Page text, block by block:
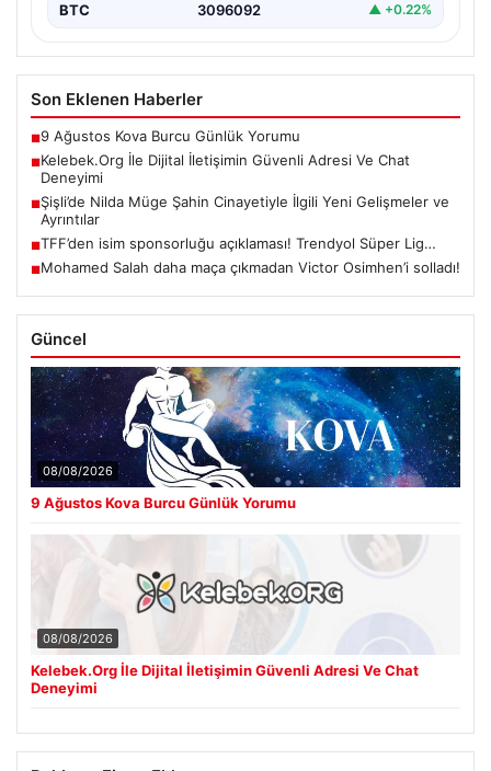
BTC 3096092 ▲ +0.22%
Son Eklenen Haberler
■9 Ağustos Kova Burcu Günlük Yorumu
■Kelebek.Org İle Dijital İletişimin Güvenli Adresi Ve Chat
Deneyimi
■Şişli’de Nilda Müge Şahin Cinayetiyle İlgili Yeni Gelişmeler ve
Ayrıntılar
■TFF’den isim sponsorluğu açıklaması! Trendyol Süper Lig…
■Mohamed Salah daha maça çıkmadan Victor Osimhen’i solladı!
Güncel
08/08/2026
9 Ağustos Kova Burcu Günlük Yorumu
08/08/2026
Kelebek.Org İle Dijital İletişimin Güvenli Adresi Ve Chat
Deneyimi